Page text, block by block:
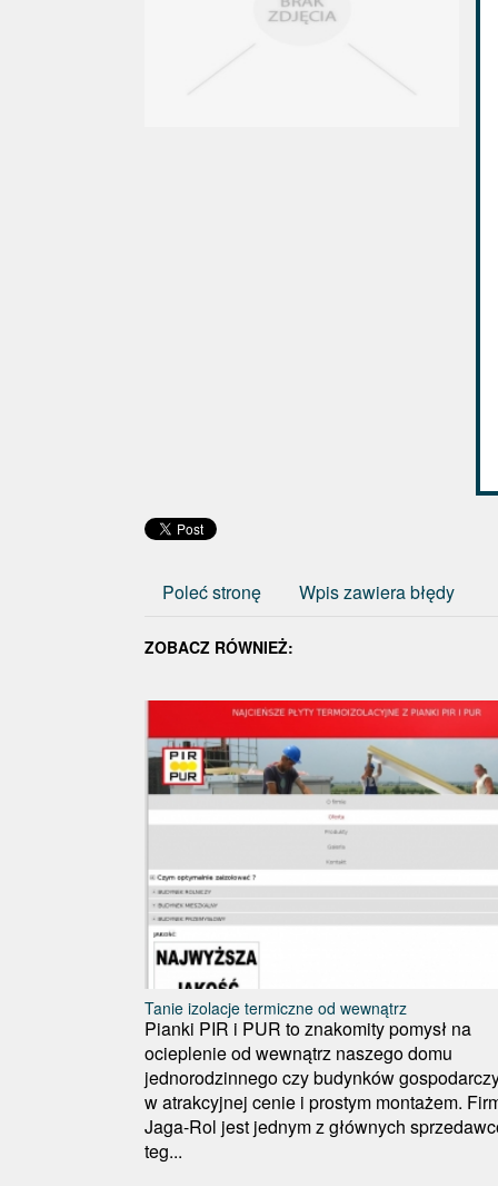
Poleć stronę Wpis zawiera błędy
ZOBACZ RÓWNIEŻ:
Tanie izolacje termiczne od wewnątrz
Pianki PIR i PUR to znakomity pomysł na
ocieplenie od wewnątrz naszego domu
jednorodzinnego czy budynków
w atrakcyjnej cenie i prostym montażem.
Jaga-Rol jest jednym z głównych
teg...